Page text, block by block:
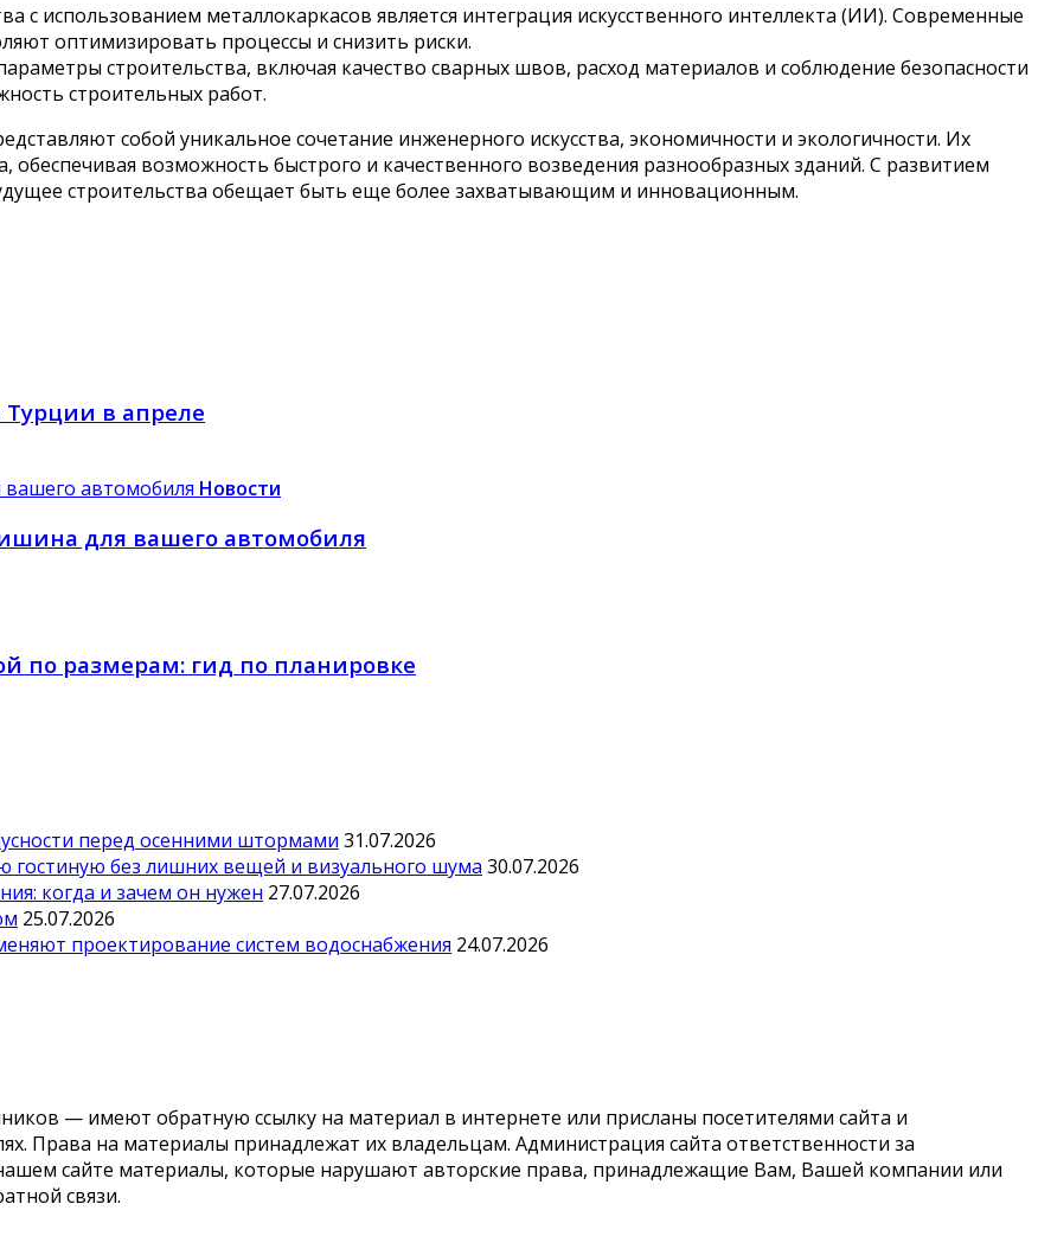
с использованием металлокаркасов является интеграция искусственного интеллекта (ИИ). Современные
оптимизировать процессы и снизить риски.
строительства, включая качество сварных швов, расход материалов и соблюдение безопасности
строительных работ.
собой уникальное сочетание инженерного искусства, экономичности и экологичности. Их
обеспечивая возможность быстрого и качественного возведения разнообразных зданий. С развитием
строительства обещает быть еще более захватывающим и инновационным.
в апреле
Новости
для вашего автомобиля
по размерам: гид по планировке
перед осенними штормами 31.07.2026
без лишних вещей и визуального шума 30.07.2026
когда и зачем он нужен 27.07.2026
25.07.2026
проектирование систем водоснабжения 24.07.2026
— имеют обратную ссылку на материал в интернете или присланы посетителями сайта и
Права на материалы принадлежат их владельцам. Администрация сайта ответственности за
сайте материалы, которые нарушают авторские права, принадлежащие Вам, Вашей компании или
связи.